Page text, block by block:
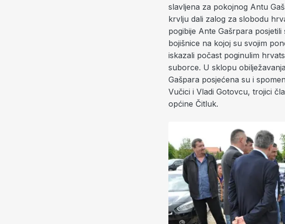
slavljena za pokojnog Antu
krvlju dali zalog za slobodu
pogibije Ante Gašrpara
bojišnice na kojoj su svojim
iskazali počast poginulim
suborce. U sklopu
Gašpara posjećena su i
Vučici i Vladi Gotovcu, trojici
općine Čitluk.